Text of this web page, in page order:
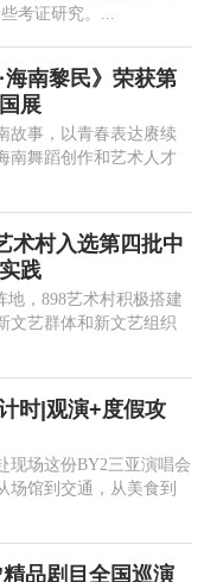
考证研究。...
海南黎民》荣获第
展
故事，以青春表达赓续
南舞蹈创作和艺术人才
术村入选第四批中
践
，898艺术村积极搭建
文艺群体和新文艺组织
时|观演+度假攻
现场这份BY2三亚演唱会
场馆到交通，从美食到
品剧目全国巡演